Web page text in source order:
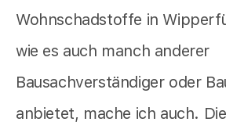
Wohnschadstoffe in
wie es auch manch anderer
Bausachverständiger oder
anbietet, mache ich auch.